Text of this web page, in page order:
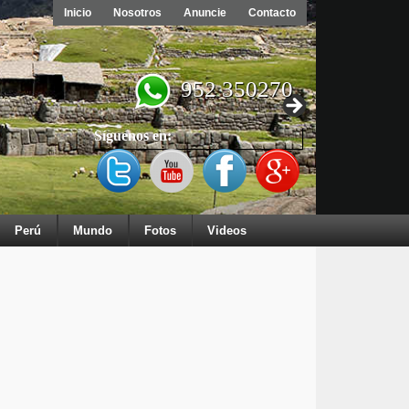
Inicio Nosotros Anuncie Contacto
952 350270
Síguenos en:
Perú Mundo Fotos Videos